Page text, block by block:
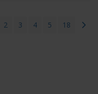
2 3 4 5 18